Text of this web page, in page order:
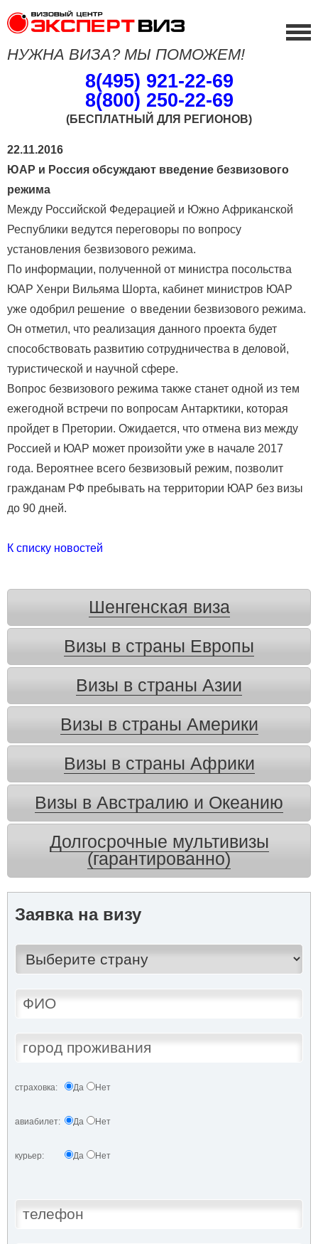
НУЖНА ВИЗА? МЫ ПОМОЖЕМ!
8(495) 921-22-69
8(800) 250-22-69
(БЕСПЛАТНЫЙ ДЛЯ РЕГИОНОВ)
22.11.2016
ЮАР и Россия обсуждают введение безвизового
режима
Между Российской Федерацией и Южно Африканской
Республики ведутся переговоры по вопросу
установления безвизового режима.
По информации, полученной от министра посольства
ЮАР Хенри Вильяма Шорта, кабинет министров ЮАР
уже одобрил решение о введении безвизового режима.
Он отметил, что реализация данного проекта будет
способствовать развитию сотрудничества в деловой,
туристической и научной сфере.
Вопрос безвизового режима также станет одной из тем
ежегодной встречи по вопросам Антарктики, которая
пройдет в Претории. Ожидается, что отмена виз между
Россией и ЮАР может произойти уже в начале 2017
года. Вероятнее всего безвизовый режим, позволит
гражданам РФ пребывать на территории ЮАР без визы
до 90 дней.
К списку новостей
Шенгенская виза
Визы в страны Европы
Визы в страны Азии
Визы в страны Америки
Визы в страны Африки
Визы в Австралию и Океанию
Долгосрочные мультивизы
(гарантированно)
Заявка на визу
страховка: Да Нет
авиабилет: Да Нет
курьер: Да Нет